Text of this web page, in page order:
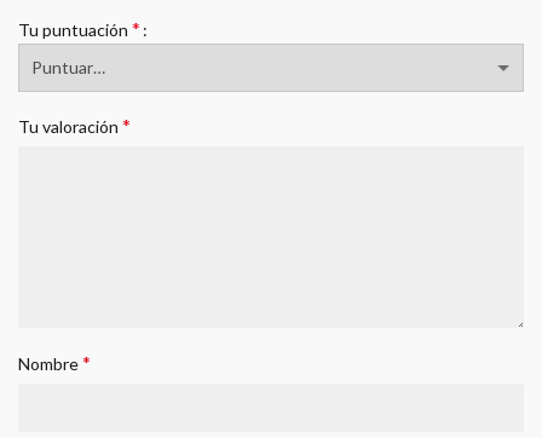
Tu puntuación *
Tu valoración *
Nombre*